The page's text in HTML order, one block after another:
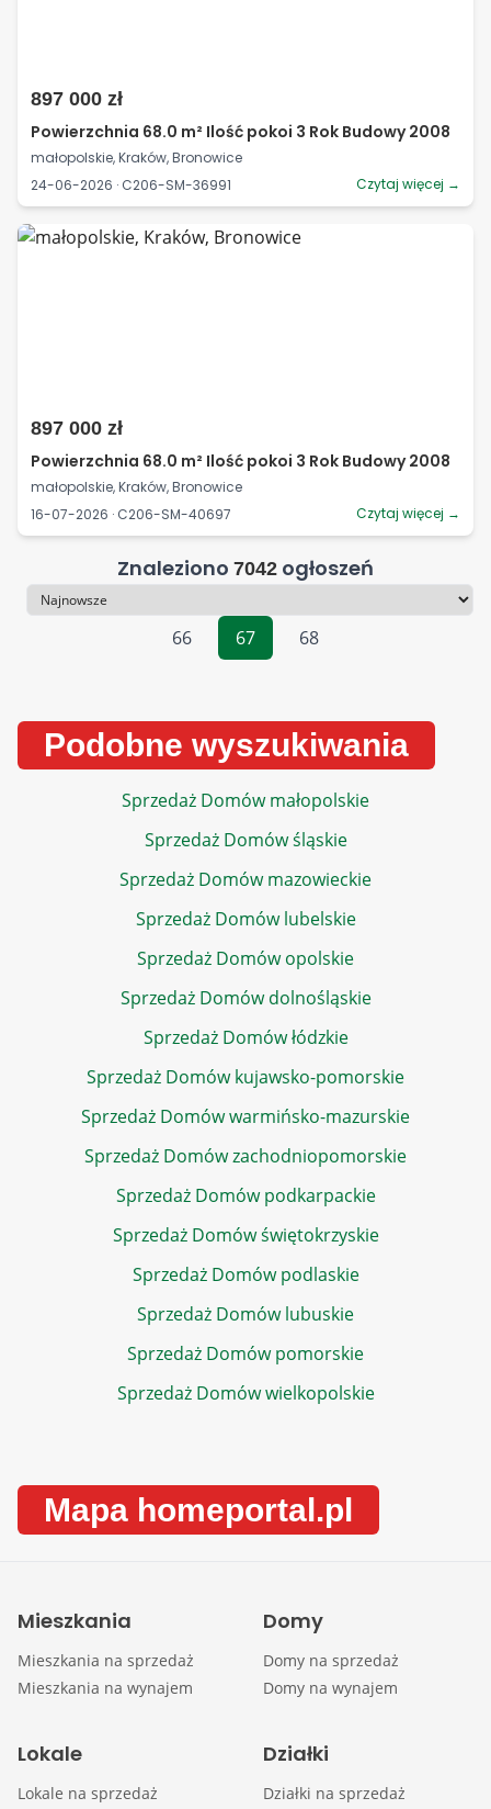
897 000 zł
Powierzchnia 68.0 m² Ilość pokoi 3 Rok Budowy 2008
małopolskie, Kraków, Bronowice
24-06-2026 · C206-SM-36991
Czytaj więcej →
897 000 zł
Powierzchnia 68.0 m² Ilość pokoi 3 Rok Budowy 2008
małopolskie, Kraków, Bronowice
16-07-2026 · C206-SM-40697
Czytaj więcej →
Znaleziono 7042 ogłoszeń
Sortowanie
66
67 68
Podobne wyszukiwania
Sprzedaż Domów małopolskie
Sprzedaż Domów śląskie
Sprzedaż Domów mazowieckie
Sprzedaż Domów lubelskie
Sprzedaż Domów opolskie
Sprzedaż Domów dolnośląskie
Sprzedaż Domów łódzkie
Sprzedaż Domów kujawsko-pomorskie
Sprzedaż Domów warmińsko-mazurskie
Sprzedaż Domów zachodniopomorskie
Sprzedaż Domów podkarpackie
Sprzedaż Domów świętokrzyskie
Sprzedaż Domów podlaskie
Sprzedaż Domów lubuskie
Sprzedaż Domów pomorskie
Sprzedaż Domów wielkopolskie
Mapa homeportal.pl
Mieszkania
Mieszkania na sprzedaż
Mieszkania na wynajem
Domy
Domy na sprzedaż
Domy na wynajem
Lokale
Lokale na sprzedaż
Działki
Działki na sprzedaż